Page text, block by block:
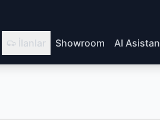
İlanlar Showroom AI Asistan